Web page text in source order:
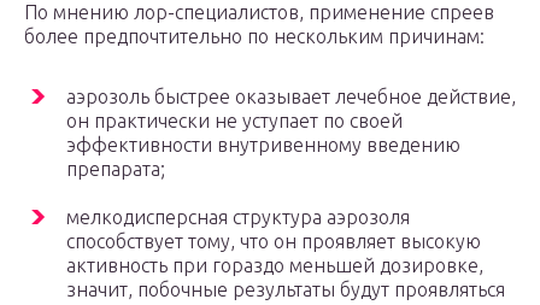
По мнению лор-специалистов, применение спреев
более предпочтительно по нескольким причинам:
аэрозоль быстрее оказывает лечебное действие,
он практически не уступает по своей
эффективности внутривенному введению
препарата;
мелкодисперсная структура аэрозоля
способствует тому, что он проявляет высокую
активность при гораздо меньшей дозировке,
значит, побочные результаты будут проявляться